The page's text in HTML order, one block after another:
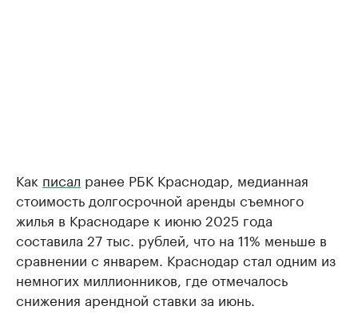
Как писал ранее РБК Краснодар, медианная
стоимость долгосрочной аренды съемного
жилья в Краснодаре к июню 2025 года
составила 27 тыс. рублей, что на 11% меньше в
сравнении с январем. Краснодар стал одним из
немногих миллионников, где отмечалось
снижения арендной ставки за июнь.